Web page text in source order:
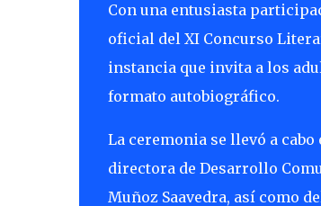
Con una entusiasta
oficial del XI Concurso
instancia que invita a los
formato autobiográfico.
La ceremonia se llevó a
directora de Desarrollo
Muñoz Saavedra, así como